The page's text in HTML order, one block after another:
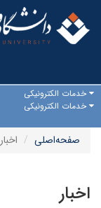
خدمات الکترونیکی
خدمات الکترونیکی
صفحه‌اصلی
اخبار
اخبار